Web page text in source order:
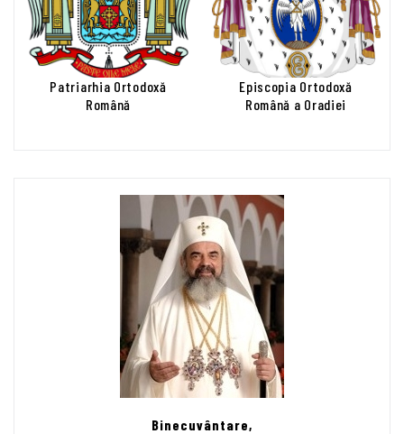
Patriarhia Ortodoxă
Română
Episcopia Ortodoxă
Română a Oradiei
Binecuvântare,